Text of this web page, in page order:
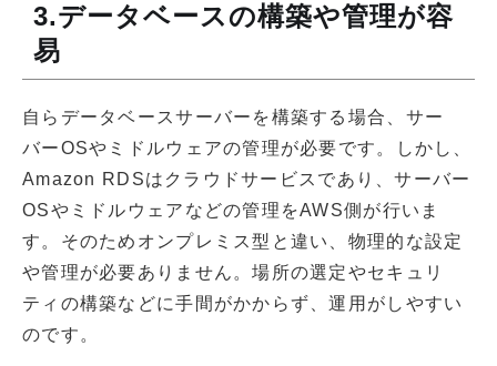
3.データベースの構築や管理が容
易
自らデータベースサーバーを構築する場合、サー
バーOSやミドルウェアの管理が必要です。しかし、
Amazon RDSはクラウドサービスであり、サーバー
OSやミドルウェアなどの管理をAWS側が行いま
す。そのためオンプレミス型と違い、物理的な設定
や管理が必要ありません。場所の選定やセキュリ
ティの構築などに手間がかからず、運用がしやすい
のです。